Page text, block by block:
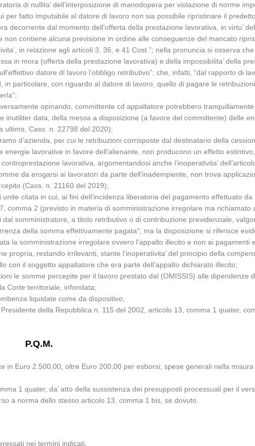
di nullita’ dell’interposizione di manodopera per violazione di norme
fatto imputabile al datore di lavoro non sia possibile ripristinare il
dal momento dell’offerta della prestazione lavorativa, in virtu’
contiene alcuna previsione in ordine alle conseguenze del mancato
in relazione agli articoli 3, 36, e 41 Cost.”; nella pronuncia si osserva
in mora (offerta della prestazione lavorativa) e della impossibilita’ della
datore di lavoro l’obbligo retributivo”; che, infatti, “dal rapporto di
particolare, con riguardo al datore di lavoro, quello di pagare le
opinando, committente cd appaltatore potrebbero
data, della messa a disposizione (a favore del committente) delle
ultimo, Cass. n. 22798 del 2020);
d’azienda, per cui le retribuzioni corrisposte dal destinatario della
lavorative in favore dell’alienante, non producono un effetto
lavorativa, argomentandosi anche l’inoperativita’
da erogarsi ai lavoratori da parte dell’inadempiente, non trova
(Cass. n. 21160 del 2019);
citata in cui, ai fini dell’incidenza liberatoria del pagamento effettuato
2 (previsto in materia di somministrazione irregolare ma richiamato
somministratore, a titolo retributivo o di contribuzione previdenziale,
della somma effettivamente pagata”; ma la disposizione si riferisce
la somministrazione irregolare ovvero l’appalto illecito e non ai pagamenti
restando irrilevanti, stante l’inoperativita’ del principio della
il soggetto appaltatore che era parte dell’appalto dichiarato illecito;
le somme percepite per il lavoro prestato dal (OMISSIS) alle dipendenze
Corte territoriale, infondata;
liquidate come da dispositivo;
della Repubblica n. 115 del 2002, articolo 13, comma 1 quater,
P.Q.M.
Euro 2.500,00, oltre Euro 200,00 per esborsi, spese generali nella
1 quater, da’ atto della sussistenza dei presupposti processuali per il
a norma dello stesso articolo 13, comma 1 bis, se dovuto.
nei termini indicati.